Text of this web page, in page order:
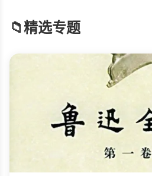
📁精选专题